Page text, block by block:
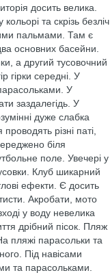
досить велика.
та скрізь безліч
пальмами. Там є
основних басейни.
а другий тусовочний
гірки середні. У
У
заздалегідь. У
дуже слабка
різні паті,
біля
поле. Увечері у
Клуб шикарний
ефекти. Є досить
Акробати, мото
у воду невелика
дрібний пісок. Пляж
пляжі парасольки та
Під навісами
та парасольками.